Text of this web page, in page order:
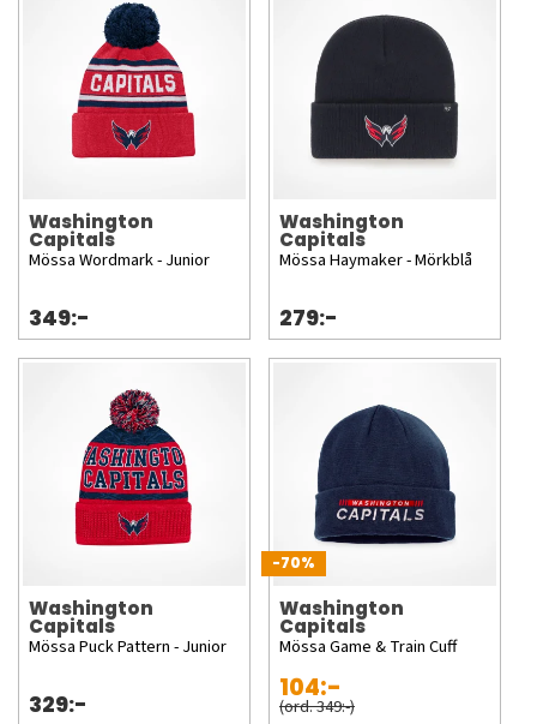
Washington
Capitals
Mössa Wordmark - Junior
349:-
Washington
Capitals
Mössa Haymaker - Mörkblå
279:-
Washington
Capitals
Mössa Puck Pattern - Junior
329:-
-70%
Washington
Capitals
Mössa Game & Train Cuff
104:-
(ord. 349:-)